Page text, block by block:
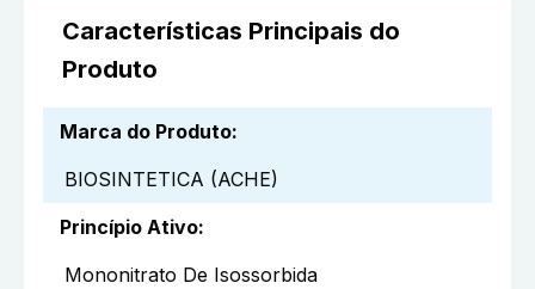
Características Principais do
Produto
Marca do Produto:
BIOSINTETICA (ACHE)
Princípio Ativo:
Mononitrato De Isossorbida